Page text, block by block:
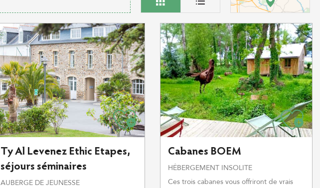
Ty Al Levenez Ethic Etapes,
séjours séminaires
AUBERGE DE JEUNESSE
Cabanes BOEM
HÉBERGEMENT INSOLITE
Ces trois cabanes vous offriront de vrais